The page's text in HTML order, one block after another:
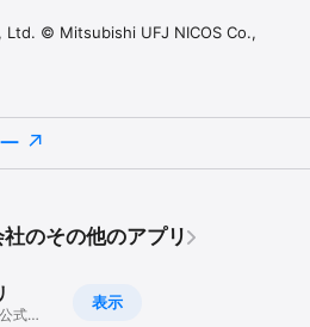
Ltd. © Mitsubishi UFJ NICOS Co.,
のその他のアプリ
表示
式ア